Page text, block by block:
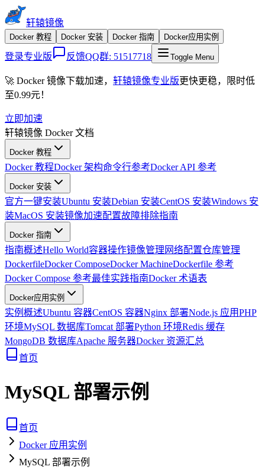
轩辕镜像
Docker 教程 Docker 安装 Docker 指南 Docker应用实例
登录专业版 反馈QQ群: 51517718 Toggle Menu
🚀 Docker 镜像下载加速， 轩辕镜像专业版更快更稳，限时低
至0.99元！
立即加速
轩辕镜像 Docker 文档
Docker 教程
Docker 教程Docker 架构命令行参考Docker API 参考
Docker 安装
官方一键安装Ubuntu 安装Debian 安装CentOS 安装Windows 安
装MacOS 安装镜像加速配置故障排除指南
Docker 指南
指南概述Hello World容器操作镜像管理 网络配置仓库管理
DockerfileDocker ComposeDocker MachineDockerfile 参考
Docker Compose 参考最佳实践指南Docker 术语表
Docker应用实例
实例概述Ubuntu 容器CentOS 容器Nginx 部署Node.js 应用PHP
环境MySQL 数据库Tomcat 部署Python 环境Redis 缓存
MongoDB 数据库Apache 服务器Docker 资源汇总
首页
MySQL 部署示例
首页
Docker 应用实例
MySQL 部署示例